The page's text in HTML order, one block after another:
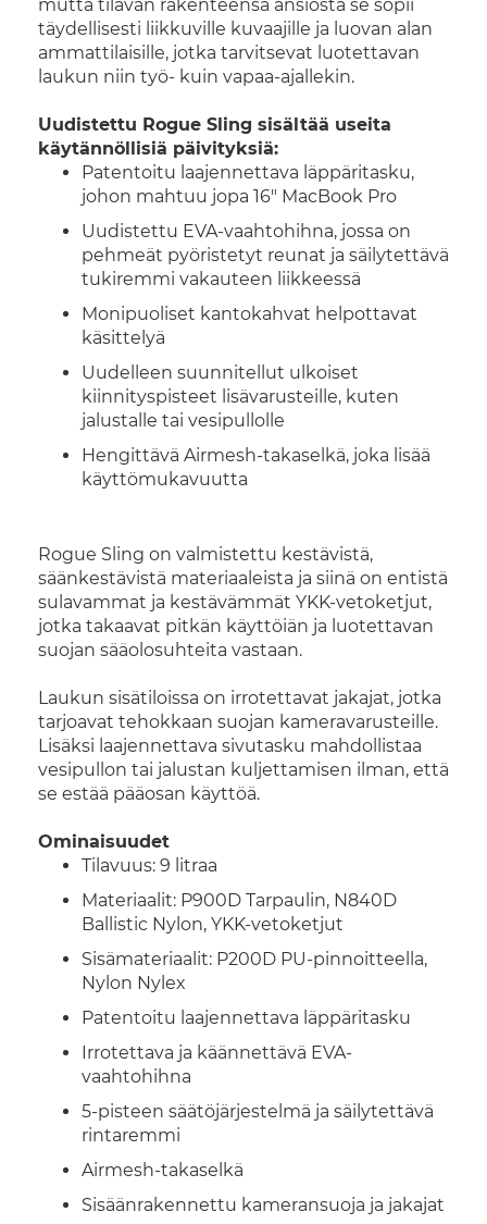
mutta tilavan rakenteensa ansiosta se sopii
täydellisesti liikkuville kuvaajille ja luovan alan
ammattilaisille, jotka tarvitsevat luotettavan
laukun niin työ- kuin vapaa-ajallekin.
Uudistettu Rogue Sling sisältää useita
käytännöllisiä päivityksiä:
Patentoitu laajennettava läppäritasku,
johon mahtuu jopa 16" MacBook Pro
Uudistettu EVA-vaahtohihna, jossa on
pehmeät pyöristetyt reunat ja säilytettävä
tukiremmi vakauteen liikkeessä
Monipuoliset kantokahvat helpottavat
käsittelyä
Uudelleen suunnitellut ulkoiset
kiinnityspisteet lisävarusteille, kuten
jalustalle tai vesipullolle
Hengittävä Airmesh-takaselkä, joka lisää
käyttömukavuutta
Rogue Sling on valmistettu kestävistä,
säänkestävistä materiaaleista ja siinä on entistä
sulavammat ja kestävämmät YKK-vetoketjut,
jotka takaavat pitkän käyttöiän ja luotettavan
suojan sääolosuhteita vastaan.
Laukun sisätiloissa on irrotettavat jakajat, jotka
tarjoavat tehokkaan suojan kameravarusteille.
Lisäksi laajennettava sivutasku mahdollistaa
vesipullon tai jalustan kuljettamisen ilman, että
se estää pääosan käyttöä.
Ominaisuudet
Tilavuus: 9 litraa
Materiaalit: P900D Tarpaulin, N840D
Ballistic Nylon, YKK-vetoketjut
Sisämateriaalit: P200D PU-pinnoitteella,
Nylon Nylex
Patentoitu laajennettava läppäritasku
Irrotettava ja käännettävä EVA-
vaahtohihna
5-pisteen säätöjärjestelmä ja säilytettävä
rintaremmi
Airmesh-takaselkä
Sisäänrakennettu kameransuoja ja jakajat